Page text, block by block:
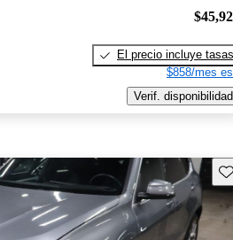
El precio incluye tasas
$858/mes
Verif. disponibilidad